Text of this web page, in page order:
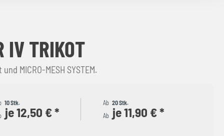
IV TRIKOT
MICRO-MESH SYSTEM.
10 Stk.
je 12,50 € *
Ab 20 Stk.
Ab je 11,90 € *